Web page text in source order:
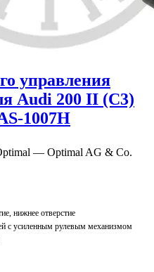
управления
Audi 200 II (C3)
1007H
— Optimal AG & Co.
нижнее отверстие
с усиленным рулевым механизмом